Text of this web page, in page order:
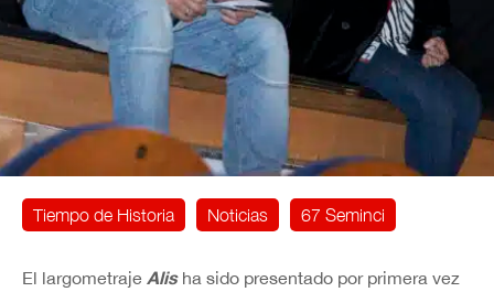
Tiempo de Historia Noticias 67 Seminci
El largometraje Alisha sido presentado por primera vez